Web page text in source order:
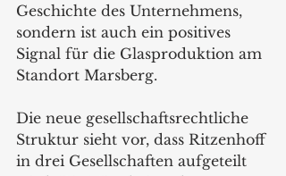
Geschichte des Unternehmens,
sondern ist auch ein positives
Signal für die Glasproduktion am
Standort Marsberg.
Die neue gesellschaftsrechtliche
Struktur sieht vor, dass Ritzenhoff
in drei Gesellschaften aufgeteilt